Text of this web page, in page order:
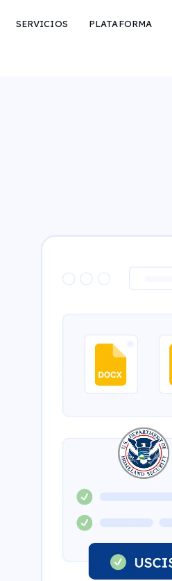
SERVICIOS PLATAFORMA